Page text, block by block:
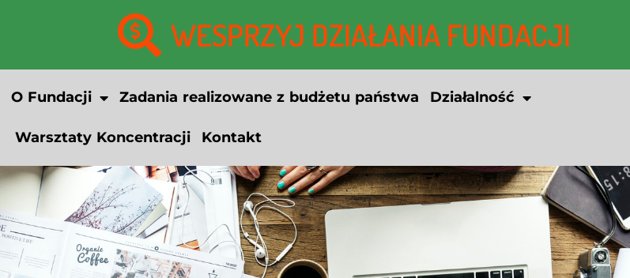
WESPRZYJ DZIAŁANIA FUNDACJI
O Fundacji Zadania realizowane z budżetu państwa Działalność
Warsztaty Koncentracji Kontakt